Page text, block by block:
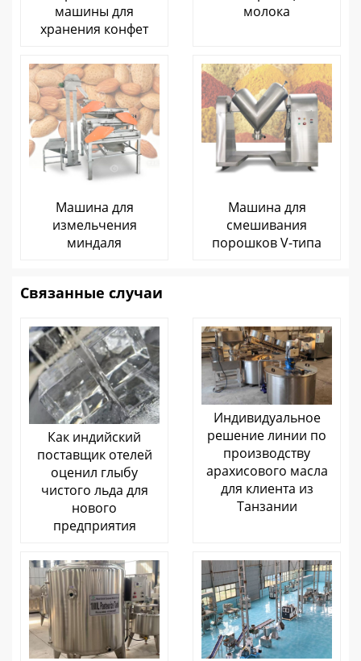
машины для
хранения конфет
молока
Машина для
измельчения
миндаля
Машина для
смешивания
порошков V-типа
Связанные случаи
Как индийский
поставщик отелей
оценил глыбу
чистого льда для
нового
предприятия
Индивидуальное
решение линии по
производству
арахисового масла
для клиента из
Танзании